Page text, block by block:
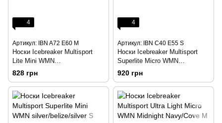
4
Артикул: IBN A72 E60 M
Носки Icebreaker Multisport
Lite Mini WMN
black/petunia/black M
828 грн
4
Артикул: IBN C40 E55 S
Носки Icebreaker Multisport
Superlite Micro WMN
cranberry/silver/cranberry S
920 грн